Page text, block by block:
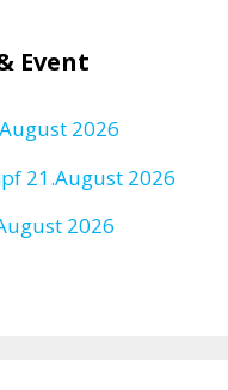
Event
2026
21.August 2026
2026